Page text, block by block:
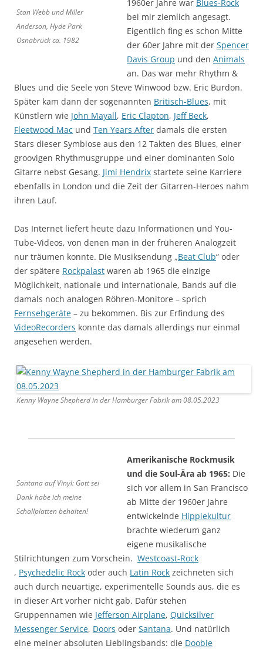
Stan Webb und Miller
Anderson, Hyde Park
Osnabrück ca. 1982
1960er Jahre war Blues-Rock
bei mir ziemlich angesagt.
Eigentlich fing es schon Mitte
der 60er Jahre mit der Spencer
Davis Group und den Animals
an. Das war mehr Rhythm &
Blues und die Seele von Steve Winwood bzw. Eric Burdon.
Später kam dann der sogenannten Britisch-Blues, mit
Künstlern wie John Mayall, Eric Clapton, Jeff Beck,
Fleetwood Mac und Ten Years After damals die ersten
Stars dieser Symbiose aus den 12 Takten des Blues, einer
groovigen Rhythmusgruppe und einer dominanten Solo
Gitarre nebst Gesang. Jimi Hendrix startete seine Karriere
ebenfalls in London und die Zeit der Gitarren-Heroes nahm
ihren Lauf.
Das Internet liefert heute dazu Informationen und You-
Tube-Videos, von denen man in der früheren Analogzeit
nur träumen konnte. Die Musiksendung „Beat Club“ oder
der spätere Rockpalast waren ab 1965 die einzige
Möglichkeit, nationale und internationale, Bands auf die
damals noch analogen Röhren-Monitore – sprich
Fernsehgeräte – zu bekommen. Bis zur Erfindung des
VideoRecorders konnte das damals allerdings nur einmal
angesehen werden.
Kenny Wayne Shepherd in der Hamburger Fabrik am 08.05.2023
Santana auf Vinyl: Gott sei
Dank habe ich meine
Schallplatten behalten!
Amerikanische Rockmusik
und die Soul-Ära ab 1965: Die
sich vor allem in San Francisco
ab Mitte der 1960er Jahre
entwickelnde Hippiekultur
brachte wiederum ganz
eigene musikalische
Stilrichtungen zum Vorschein. Westcoast-Rock
, Psychedelic Rock oder auch Latin Rock zeichneten sich
auch durch neuartige, experimentelle Sounds aus, die es
in dieser Art vorher nicht gab. Dafür stehen
Gruppennamen wie Jefferson Airplane, Quicksilver
Messenger Service, Doors oder Santana. Und natürlich
eine meiner absoluten Lieblingsbands: die Doobie